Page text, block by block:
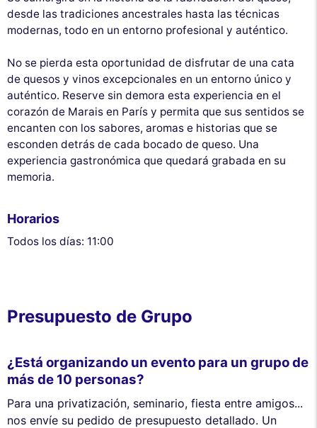
desde las tradiciones ancestrales hasta las técnicas
modernas, todo en un entorno profesional y auténtico.
No se pierda esta oportunidad de disfrutar de una cata
de quesos y vinos excepcionales en un entorno único y
auténtico. Reserve sin demora esta experiencia en el
corazón de Marais en París y permita que sus sentidos se
encanten con los sabores, aromas e historias que se
esconden detrás de cada bocado de queso. Una
experiencia gastronómica que quedará grabada en su
memoria.
Horarios
Todos los días: 11:00
Presupuesto de Grupo
¿Está organizando un evento para un grupo de
más de 10 personas?
Para una privatización, seminario, fiesta entre amigos...
nos envíe su pedido de presupuesto detallado. Un